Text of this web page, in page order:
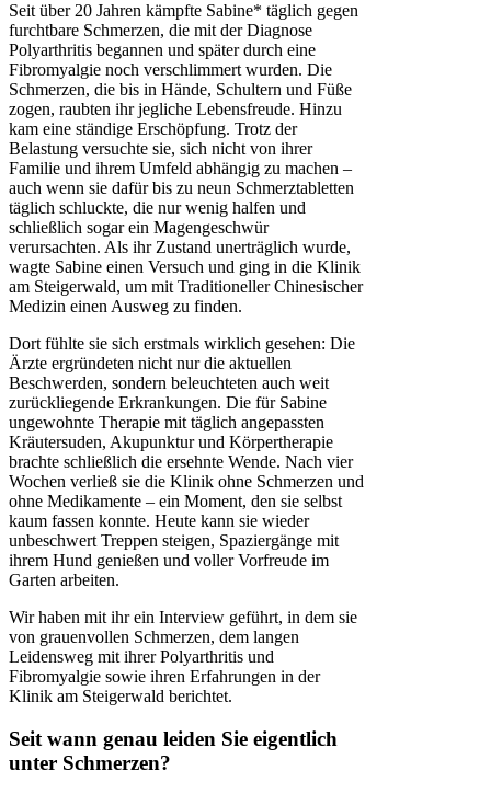
Seit über 20 Jahren kämpfte Sabine* täglich gegen
furchtbare Schmerzen, die mit der Diagnose
Polyarthritis begannen und später durch eine
Fibromyalgie noch verschlimmert wurden. Die
Schmerzen, die bis in Hände, Schultern und Füße
zogen, raubten ihr jegliche Lebensfreude. Hinzu
kam eine ständige Erschöpfung. Trotz der
Belastung versuchte sie, sich nicht von ihrer
Familie und ihrem Umfeld abhängig zu machen –
auch wenn sie dafür bis zu neun Schmerztabletten
täglich schluckte, die nur wenig halfen und
schließlich sogar ein Magengeschwür
verursachten. Als ihr Zustand unerträglich wurde,
wagte Sabine einen Versuch und ging in die Klinik
am Steigerwald, um mit Traditioneller Chinesischer
Medizin einen Ausweg zu finden.
Dort fühlte sie sich erstmals wirklich gesehen: Die
Ärzte ergründeten nicht nur die aktuellen
Beschwerden, sondern beleuchteten auch weit
zurückliegende Erkrankungen. Die für Sabine
ungewohnte Therapie mit täglich angepassten
Kräutersuden, Akupunktur und Körpertherapie
brachte schließlich die ersehnte Wende. Nach vier
Wochen verließ sie die Klinik ohne Schmerzen und
ohne Medikamente – ein Moment, den sie selbst
kaum fassen konnte. Heute kann sie wieder
unbeschwert Treppen steigen, Spaziergänge mit
ihrem Hund genießen und voller Vorfreude im
Garten arbeiten.
Wir haben mit ihr ein Interview geführt, in dem sie
von grauenvollen Schmerzen, dem langen
Leidensweg mit ihrer Polyarthritis und
Fibromyalgie sowie ihren Erfahrungen in der
Klinik am Steigerwald berichtet.
Seit wann genau leiden Sie eigentlich
unter Schmerzen?